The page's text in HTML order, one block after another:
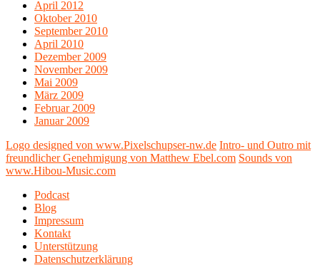
April 2012
Oktober 2010
September 2010
April 2010
Dezember 2009
November 2009
Mai 2009
März 2009
Februar 2009
Januar 2009
Logo designed von www.Pixelschupser-nw.de Intro- und Outro mit
freundlicher Genehmigung von Matthew Ebel.com Sounds von
www.Hibou-Music.com
Podcast
Blog
Impressum
Kontakt
Unterstützung
Datenschutzerklärung